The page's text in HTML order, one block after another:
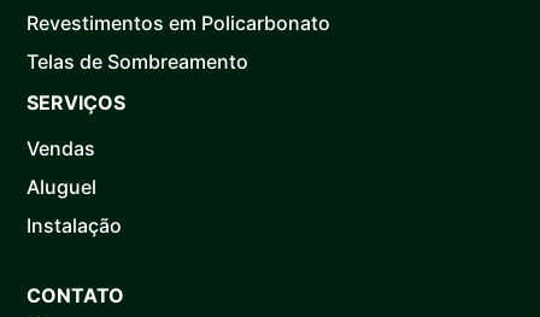
Revestimentos em Policarbonato
Telas de Sombreamento
SERVIÇOS
Vendas
Aluguel
Instalação
CONTATO